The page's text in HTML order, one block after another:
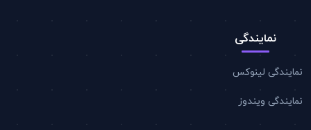
نمایندگی
لینوکس
ویندوز